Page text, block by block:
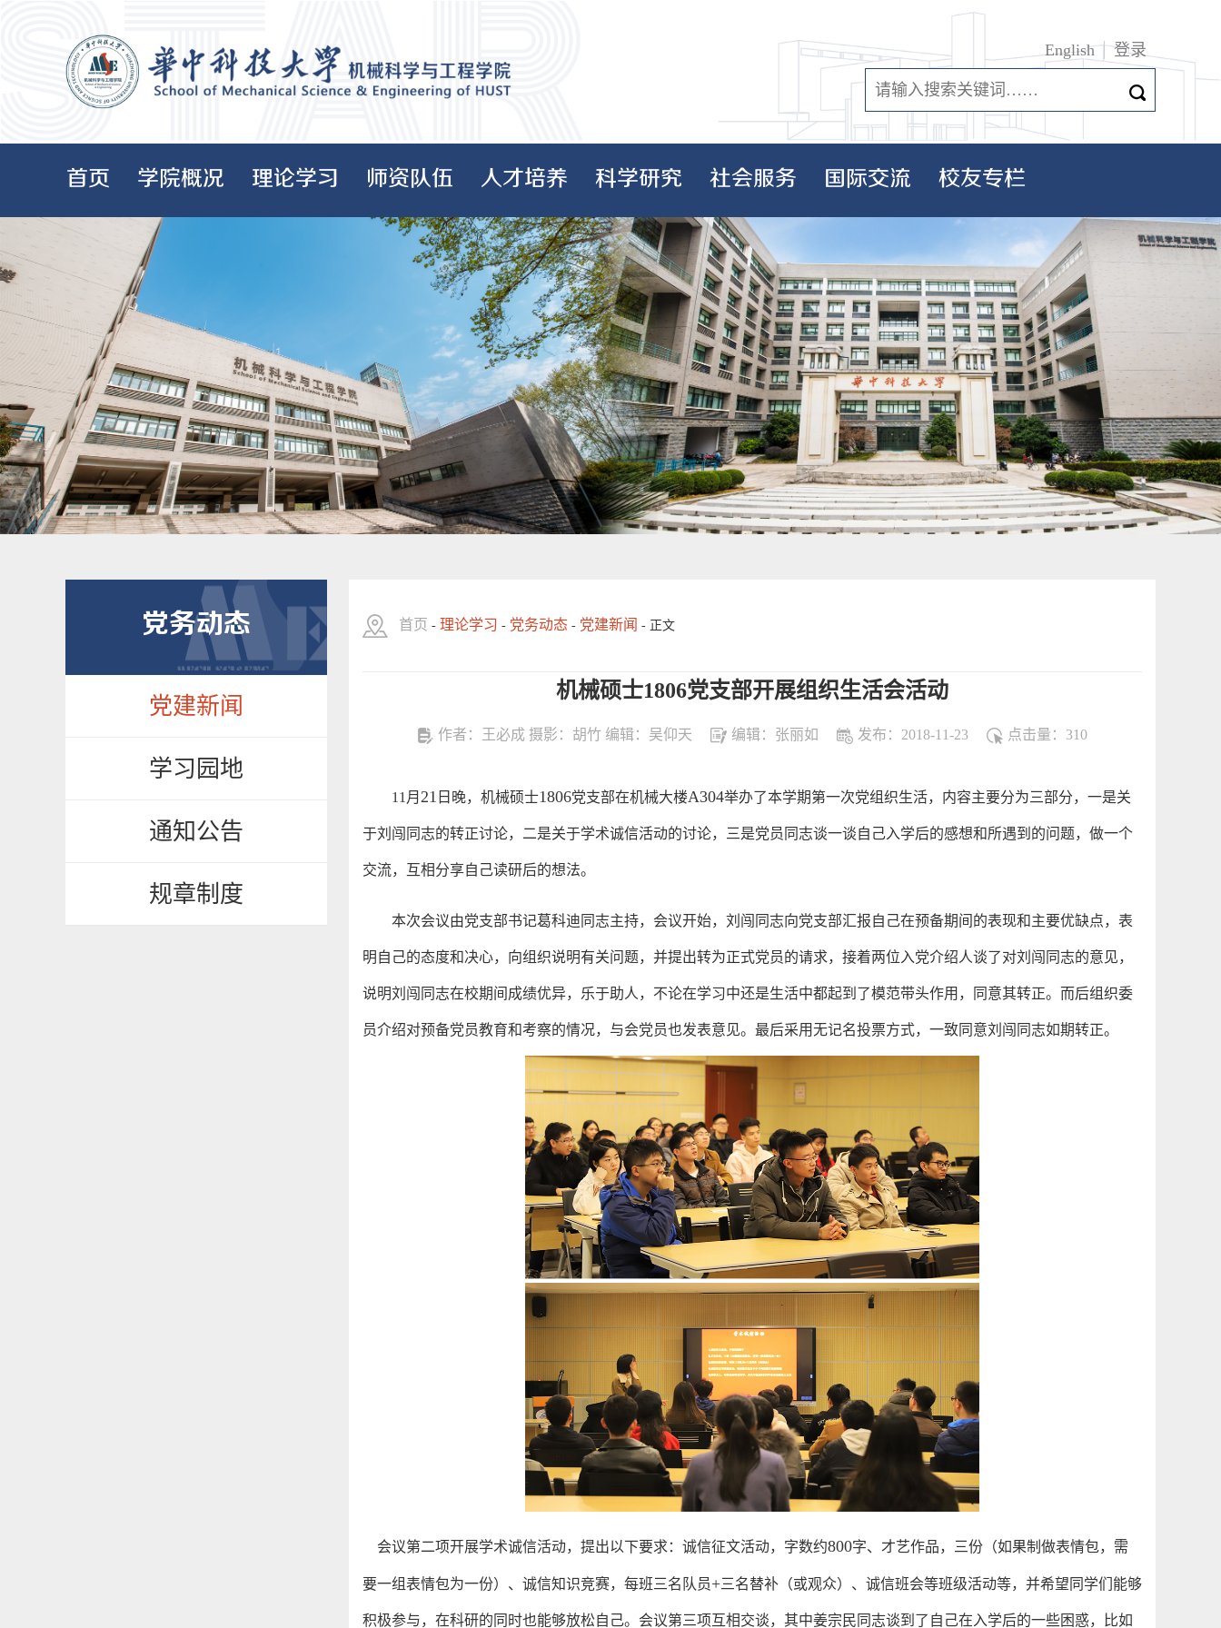
English 登录
首页 学院概况 理论学习 师资队伍 人才培养 科学研究 社会服务 国际交流 校友专栏
党务动态
党建新闻
学习园地
通知公告
规章制度
首页 - 理论学习 - 党务动态 - 党建新闻 - 正文
机械硕士1806党支部开展组织生活会活动
作者：王必成 摄影：胡竹 编辑：吴仰天 编辑：张丽如 发布：2018-11-23 点击量： 310
11 月 21 日晚，机械硕士1806党支部在机械大楼A304举办了本学期第一次党组织生活，内容主要分为三部分，一是关
于刘闯同志的转正讨论，二是关于学术诚信活动的讨论，三是党员同志谈一谈自己入学后的感想和所遇到的问题，做一个
交流，互相分享自己读研后的想法。
本次会议由党支部书记葛科迪同志主持，会议开始，刘闯同志向党支部汇报自己在预备期间的表现和主要优缺点，表
明自己的态度和决心，向组织说明有关问题，并提出转为正式党员的请求，接着两位入党介绍人谈了对刘闯同志的意见，
说明刘闯同志在校期间成绩优异，乐于助人，不论在学习中还是生活中都起到了模范带头作用，同意其转正。而后组织委
员介绍对预备党员教育和考察的情况，与会党员也发表意见。最后采用无记名投票方式，一致同意刘闯同志如期转正。
会议第二项开展学术诚信活动，提出以下要求：诚信征文活动，字数约800字、才艺作品，三份（如果制做表情包，需
要一组表情包为一份）、诚信知识竞赛，每班三名队员+三名替补（或观众）、诚信班会等班级活动等，并希望同学们能够
积极参与，在科研的同时也能够放松自己。会议第三项互相交谈，其中姜宗民同志谈到了自己在入学后的一些困惑，比如